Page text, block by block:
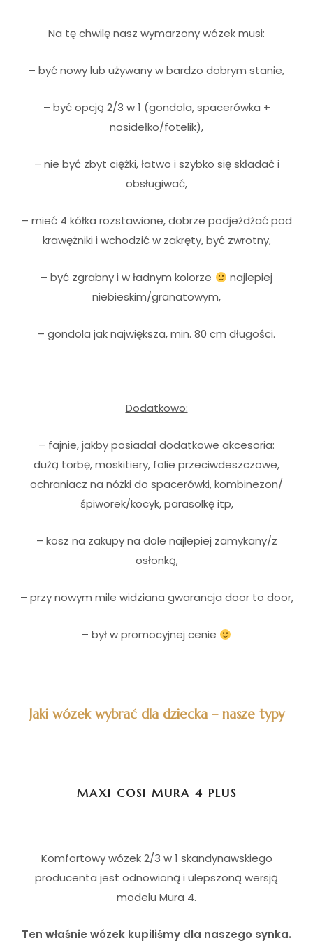
Na tę chwilę nasz wymarzony wózek musi:
– być nowy lub używany w bardzo dobrym stanie,
– być opcją 2/3 w 1 (gondola, spacerówka +
nosidełko/fotelik),
– nie być zbyt ciężki, łatwo i szybko się składać i
obsługiwać,
– mieć 4 kółka rozstawione, dobrze podjeżdżać pod
krawężniki i wchodzić w zakręty, być zwrotny,
– być zgrabny i w ładnym kolorze
najlepiej
niebieskim/granatowym,
– gondola jak największa, min. 80 cm długości.
Dodatkowo:
– fajnie, jakby posiadał dodatkowe akcesoria:
dużą torbę, moskitiery, folie przeciwdeszczowe,
ochraniacz na nóżki do spacerówki, kombinezon/
śpiworek/kocyk, parasolkę itp,
– kosz na zakupy na dole najlepiej zamykany/z
osłonką,
– przy nowym mile widziana gwarancja door to door,
– był w promocyjnej cenie
Jaki wózek wybrać dla dziecka – nasze typy
MAXI COSI MURA 4 PLUS
Komfortowy wózek 2/3 w 1 skandynawskiego
producenta jest odnowioną i ulepszoną wersją
modelu Mura 4.
Ten właśnie wózek kupiliśmy dla naszego synka.